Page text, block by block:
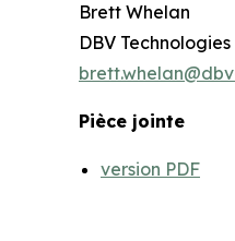
Brett Whelan
DBV Technologies
Pièce jointe
version PDF